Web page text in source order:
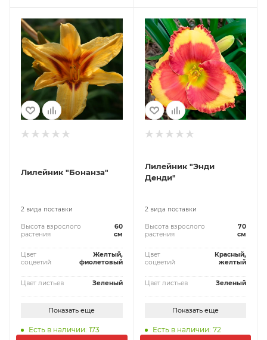
Лилейник "Бонанза"
2 вида поставки
Высота взрослого
растения
60
см
Цвет
соцветий
Желтый,
фиолетовый
Цвет листьев Зеленый
Показать еще
Есть в наличии: 173
Лилейник "Энди
Денди"
2 вида поставки
Высота взрослого
растения
70
см
Цвет
соцветий
Красный,
желтый
Цвет листьев Зеленый
Показать еще
Есть в наличии: 72